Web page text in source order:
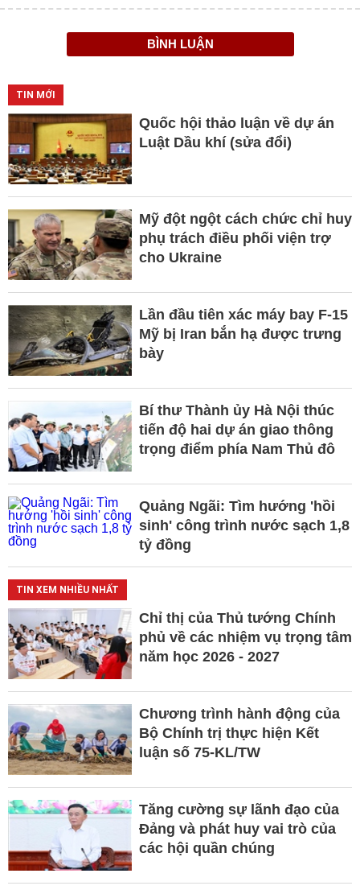
BÌNH LUẬN
TIN MỚI
Quốc hội thảo luận về dự án
Luật Dầu khí (sửa đổi)
Mỹ đột ngột cách chức chỉ huy
phụ trách điều phối viện trợ
cho Ukraine
Lần đầu tiên xác máy bay F-15
Mỹ bị Iran bắn hạ được trưng
bày
Bí thư Thành ủy Hà Nội thúc
tiến độ hai dự án giao thông
trọng điểm phía Nam Thủ đô
Quảng Ngãi: Tìm hướng 'hồi
sinh' công trình nước sạch 1,8
tỷ đồng
TIN XEM NHIỀU NHẤT
Chỉ thị của Thủ tướng Chính
phủ về các nhiệm vụ trọng tâm
năm học 2026 - 2027
Chương trình hành động của
Bộ Chính trị thực hiện Kết
luận số 75-KL/TW
Tăng cường sự lãnh đạo của
Đảng và phát huy vai trò của
các hội quần chúng